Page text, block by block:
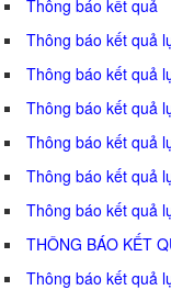
Thông báo kết quả
Thông báo kết quả
Thông báo kết quả
Thông báo kết quả
Thông báo kết quả
Thông báo kết quả
Thông báo kết quả
THÔNG BÁO KẾT
Thông báo kết quả